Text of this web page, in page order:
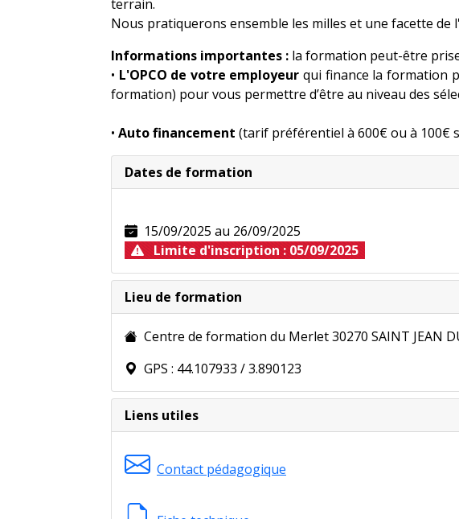
terrain.
Nous pratiquerons ensemble les milles et une facette de
Informations importantes : la formation peut-être
• L'OPCO de votre employeurqui finance la formation
formation) pour vous permettre d’être au niveau des
• Auto financement (tarif préférentiel à 600€ ou à 100€
Nouveau pour 2024 !
Le
, un
Plus d'infornations sur lafiche technique
Dates de formation
15/09/2025 au 26/09/2025
Limite d'inscription : 05/09/2025
Lieu de formation
Centre de formation du Merlet 30270 SAINT JEAN
GPS : 44.107933 / 3.890123
Liens utiles
Contact pédagogique